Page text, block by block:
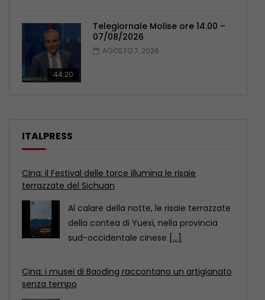
44:20
Telegiornale Molise ore 14.00 –
07/08/2026
AGOSTO 7, 2026
ITALPRESS
Cina: i musei di Baoding raccontano un artigianato
senza tempo
Il distretto di Jingxiu, a Baoding, nella
provincia settentrionale cinese dello
Hebei, propone visite museali
Cina: lo sport entra nella vita quotidiana con il
“fitness in 15 minuti”